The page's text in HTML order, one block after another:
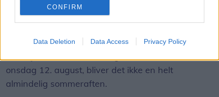
CONFIRM
Data Deletion Data Access Privacy Policy
08. august 2026 kl. 14.00
onsdag 12. august, bliver det ikke en helt
almindelig sommeraften.